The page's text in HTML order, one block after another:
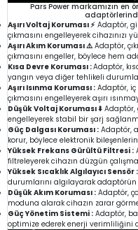
Pars Power markamızın en
Aşırı Voltaj Koruması ⚡ Adaptör,
çıkmasını engelleyerek cihazınızı
Aşırı Akım Koruması ⚠️Adaptör,
çıkmasını engeller, böylece hem
Kısa Devre Koruması :Adaptör,
yangın veya diğer tehlikeli
Aşırı Isınma Koruması : Adaptör, iç
çıkmasını engelleyerek aşırı
Düşük Voltaj Koruması ⬇️ Adaptör,
engelleyerek stabil bir şarj
Güç Dalgası Koruması : Adaptör,
korur, böylece elektronik
Yüksek Frekans Gürültü Filtresi :
filtreleyerek cihazın düzgün
Yüksek Sıcaklık Algılayıcı Sensör :
durumlarını algılayarak
Düşük Akım Koruması : Adaptör,
moduna alarak cihazın zarar
Güç Yönetim Sistemi : Adaptör,
optimize ederek enerji verimliliğini